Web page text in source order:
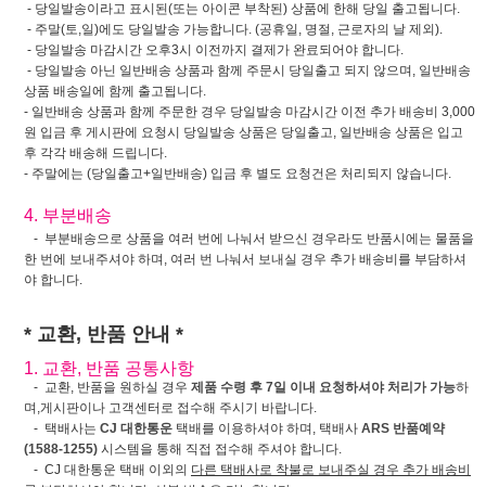
- 당일발송이라고 표시된(또는 아이콘 부착된) 상품에 한해 당일 출고됩니다.
- 주말(토,일)에도 당일발송 가능합니다. (공휴일, 명절, 근로자의 날 제외).
- 당일발송 마감시간 오후3시 이전까지 결제가 완료되어야 합니다.
- 당일발송 아닌 일반배송 상품과 함께 주문시 당일출고 되지 않으며, 일반배송
상품 배송일에 함께 출고됩니다.
- 일반배송 상품과 함께 주문한 경우 당일발송 마감시간 이전 추가 배송비 3,000
원 입금 후 게시판에 요청시 당일발송 상품은 당일출고, 일반배송 상품은 입고
후 각각 배송해 드립니다.
- 주말에는 (당일출고+일반배송) 입금 후 별도 요청건은 처리되지 않습니다.
4. 부분배송
- 부분배송으로 상품을 여러 번에 나눠서 받으신 경우라도 반품시에는 물품을
한 번에 보내주셔야 하며, 여러 번 나눠서 보내실 경우 추가 배송비를 부담하셔
야 합니다.
* 교환, 반품 안내 *
1. 교환, 반품 공통사항
- 교환, 반품을 원하실 경우 제품 수령 후 7일 이내 요청하셔야 처리가 가능하
며,게시판이나 고객센터로 접수해 주시기 바랍니다.
- 택배사는 CJ 대한통운 택배를 이용하셔야 하며, 택배사 ARS 반품예약
(1588-1255) 시스템을 통해 직접 접수해 주셔야 합니다.
- CJ 대한통운 택배 이외의 다른 택배사로 착불로 보내주실 경우 추가 배송비